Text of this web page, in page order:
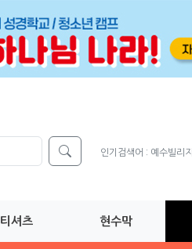
인기검색어 : 예수빌리지
티셔츠 현수막